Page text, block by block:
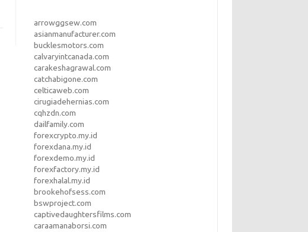
arrowggsew.com
asianmanufacturer.com
bucklesmotors.com
calvaryintcanada.com
carakeshagrawal.com
catchabigone.com
celticaweb.com
cirugiadehernias.com
cqhzdn.com
dailfamily.com
forexcrypto.my.id
forexdana.my.id
forexdemo.my.id
forexfactory.my.id
forexhalal.my.id
brookehofsess.com
bswproject.com
captivedaughtersfilms.com
caraamanaborsi.com